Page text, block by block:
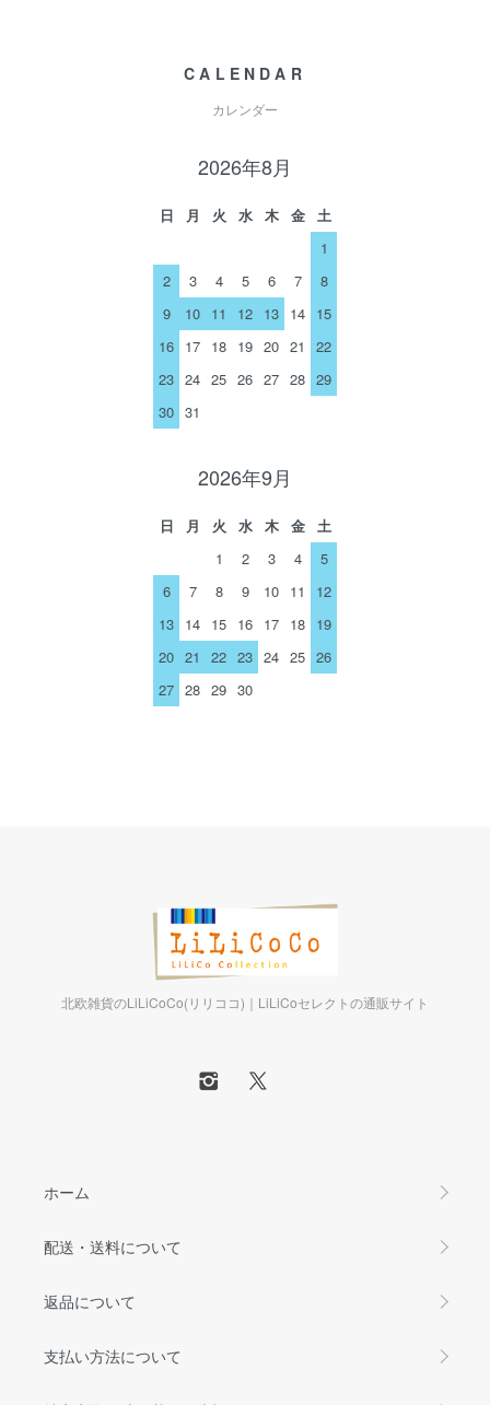
CALENDAR
カレンダー
2026年8月
日 月 火 水 木 金
土
1
2
3 4 5 6 7
8
9
10 11 12 13 14 15
16 17 18 19 20 21
22
23 24 25 26 27 28 29
30 31
2026年9月
日 月 火 水 木 金
土
1
2 3 4
5
6
7 8 9 10 11
12
13 14 15 16 17 18 19
20 21 22 23 24 25 26
27 28 29 30
北欧雑貨のLiLiCoCo(リリココ)｜LiLiCoセレクトの通販サイト
ホーム
配送・送料について
返品について
支払い方法について